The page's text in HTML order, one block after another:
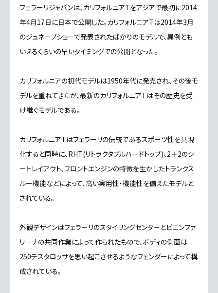
フェラーリジャパンは、カリフォルニアTをアジアで最初に2014
年4月17日に日本で公開した。カリフォルニアTは2014年3月
のジュネーブショーで発表されたばかりのモデルで、異例とも
いえるくらいの早いタイミングでの公開となった。
カリフォルニアの初代モデルは1950年代に発売され、その後モ
デルを重ねてきたが、最新のカリフォルニアTはその歴史を受
け継ぐモデルである。
カリフォルニアTはフェラーリの伝統であるスポーツ性を具現
化すると同時に、RHT(リトラクタブルハードトップ)、2＋2のシ
ートレイアウト、フロントエンジンの特徴を生かしたトランクス
ルー機能などによって、高い実用性・機能性を備えたモデルと
されている。
外観デザインはフェラーリのスタイリングセンターとピニンファ
リーナの共同作業によって作られたもので、ボディの側面は
250テスタロッサを思い起こさせるようなフェンダーによって構
成されている。